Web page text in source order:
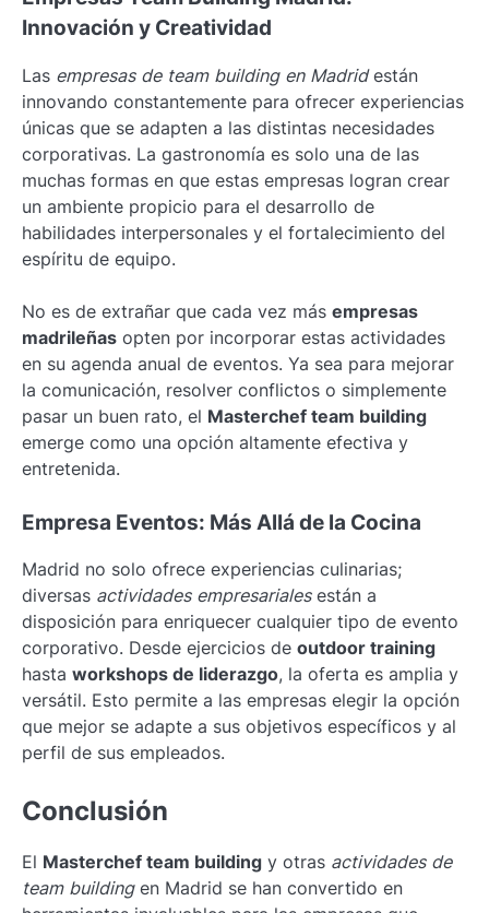
Innovación y Creatividad
Las empresas de team building en Madridestán
innovando constantemente para ofrecer experiencias
únicas que se adapten a las distintas necesidades
corporativas. La gastronomía es solo una de las
muchas formas en que estas empresas logran crear
un ambiente propicio para el desarrollo de
habilidades interpersonales y el fortalecimiento del
espíritu de equipo.
No es de extrañar que cada vez más empresas
madrileñas opten por incorporar estas actividades
en su agenda anual de eventos. Ya sea para mejorar
la comunicación, resolver conflictos o simplemente
pasar un buen rato, el Masterchef team building
emerge como una opción altamente efectiva y
entretenida.
Empresa Eventos: Más Allá de la Cocina
Madrid no solo ofrece experiencias culinarias;
diversas actividades empresarialesestán a
disposición para enriquecer cualquier tipo de evento
corporativo. Desde ejercicios de outdoor training
hasta workshops de liderazgo, la oferta es amplia y
versátil. Esto permite a las empresas elegir la opción
que mejor se adapte a sus objetivos específicos y al
perfil de sus empleados.
Conclusión
El Masterchef team building y otras actividades de
team buildingen Madrid se han convertido en